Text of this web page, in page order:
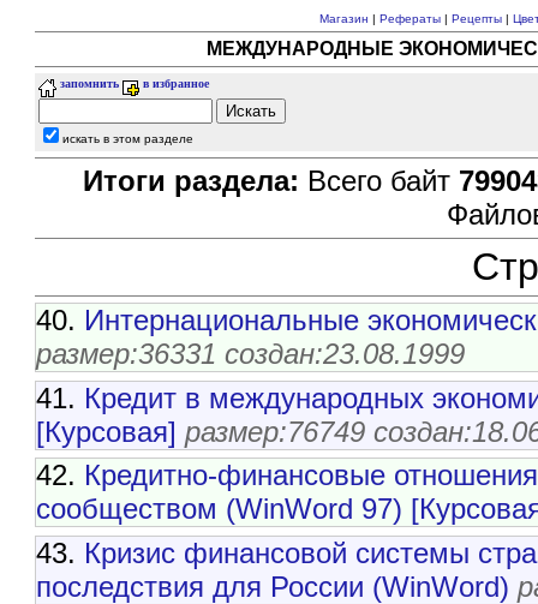
Магазин | Рефераты | Рецепты |
МЕЖДУНАРОДНЫЕ
запомнить в избранное
искать в этом разделе
Итоги раздела: Всего байт
40. Интернациональные
размер:36331 создан:23.08.1999
41. Кредит в международных
[Курсовая] размер:76749
42. Кредитно-финансовые
сообществом (WinWord 97)
43. Кризис финансовой системы
последствия для России (WinWord)